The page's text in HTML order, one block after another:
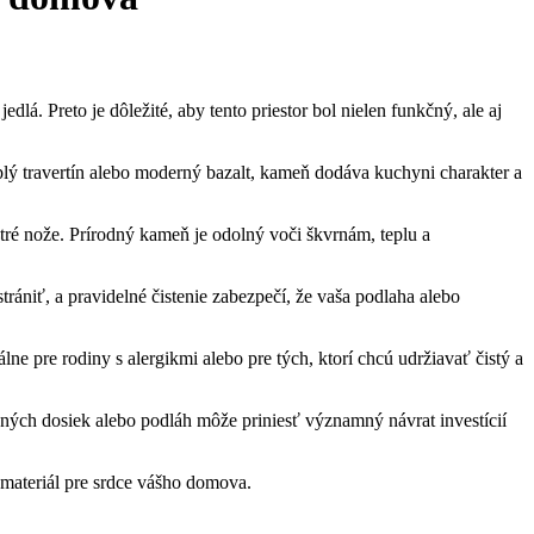
Preto je dôležité, aby tento priestor bol nielen funkčný, ale aj
travertín alebo moderný bazalt, kameň dodáva kuchyni charakter a
nože. Prírodný kameň je odolný voči škvrnám, teplu a
a pravidelné čistenie zabezpečí, že vaša podlaha alebo
pre rodiny s alergikmi alebo pre tých, ktorí chcú udržiavať čistý a
dosiek alebo podláh môže priniesť významný návrat investícií
pre srdce vášho domova.